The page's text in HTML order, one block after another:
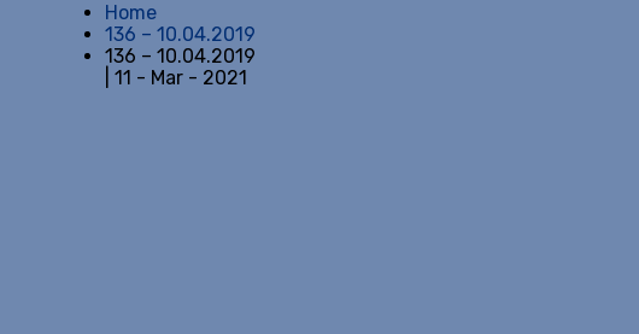
Home
136 – 10.04.2019
136 – 10.04.2019
| 11 - Mar - 2021